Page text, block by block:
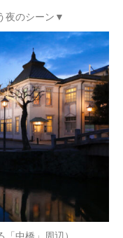
夜のシーン▼